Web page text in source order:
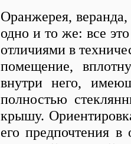
Оранжерея,
одно и то же: все
отличиями в
помещение,
внутри него,
полностью
крышу.
его предпочтения в